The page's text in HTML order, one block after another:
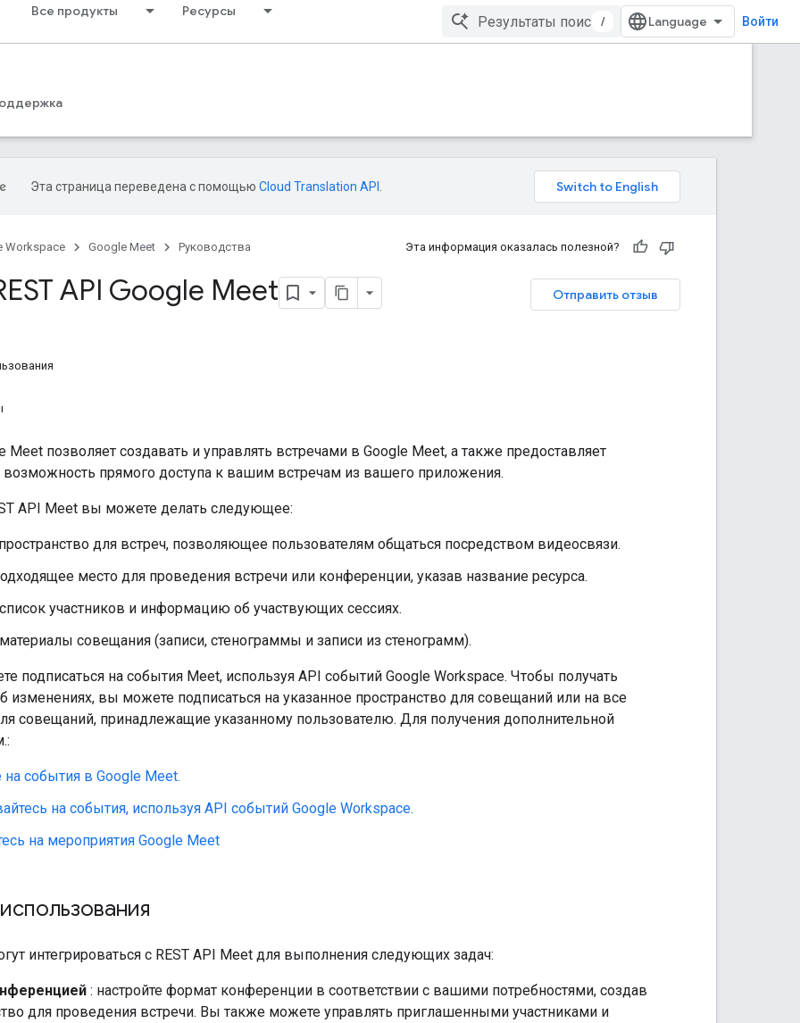
Все продукты Ресурсы
/ Войти
Эта страница переведена с помощью Cloud Translation API
Workspace Google Meet Руководства Эта информация оказалась полезной?
Отправить отзыв
API Google Meet
Meet позволяет создавать и управлять встречами в Google Meet, а также предоставляет
возможность прямого доступа к вашим встречам из вашего приложения.
API Meet вы можете делать следующее:
пространство для встреч, позволяющее пользователям общаться посредством видеосвязи.
место для проведения встречи или конференции, указав название ресурса.
список участников и информацию об участвующих сессиях.
материалы совещания (записи, стенограммы и записи из стенограмм).
подписаться на события Meet, используя API событий Google Workspace. Чтобы получать
изменениях, вы можете подписаться на указанное пространство для совещаний или на все
совещаний, принадлежащие указанному пользователю. Для получения дополнительной
на события в Google Meet.
на события, используя API событий Google Workspace.
на мероприятия Google Meet
интегрироваться с REST API Meet для выполнения следующих задач:
: настройте формат конференции в соответствии с вашими потребностями, создав
для проведения встречи. Вы также можете управлять приглашенными участниками и